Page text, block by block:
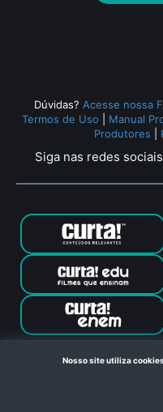
Dúvidas? Acesse nossa
Termos de Uso
Manual
Produtores
Siga nas redes sociais
Canal Curta © 2024.
no
Nosso site utiliza